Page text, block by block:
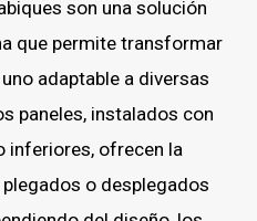
son una solución
que permite transformar
adaptable a diversas
paneles, instalados con
inferiores, ofrecen la
o desplegados